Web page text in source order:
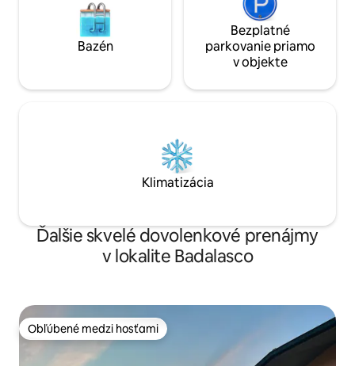
Bazén
Bezplatné
parkovanie priamo
v objekte
Klimatizácia
Ďalšie skvelé dovolenkové prenájmy
v lokalite Badalasco
Obľúbené medzi hosťami
Obľúbené medzi hosťami